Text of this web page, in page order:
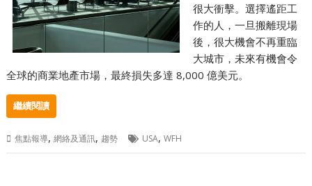
很大衝擊。選擇遙距工
作的人，一旦搬離現場
後，很大機會不再重臨
大城市，未來有機會令
全球的商業地產市場，最終損失多達 8,000 億美元。
繼續閱讀
焦點報導,網絡及通訊, 趨勢 USA,WFH